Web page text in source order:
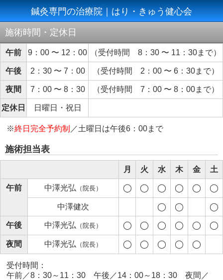
鍼灸専門の治療院｜はり・きゅう健心会
施術時間・定休日
午前 9：00 〜 12：00 （受付時間 8：30 〜 11：30まで）
午後 2：30 〜 7：00 （受付時間 2：00 〜 6：30まで）
夜間 7：00 〜 8：30 （受付時間 7：00 〜 8：00まで）
定休日 日曜日・祝日
※終日完全予約制 ／土曜日は午後6：00まで
施術担当表
月 火 水 木 金 土
午前 中澤光弘 （院長） ◯ ◯ ◯ ◯ ◯ ◯
中澤健次 ◯ ◯ ◯
午後 中澤光弘 （院長） ◯ ◯ ◯ ◯ ◯ ◯
夜間 中澤光弘 （院長） ◯ ◯ ◯ ◯ ◯
受付時間：
午前／8：30～11：30 午後／14：00～18：30 夜間／